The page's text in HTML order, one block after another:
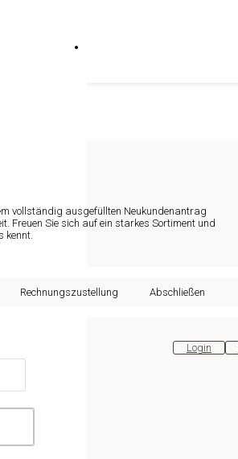
Login
vollständig ausgefüllten Neukundenantrag
Freuen Sie sich auf ein starkes Sortiment und
kennt.
Rechnungszustellung Abschließen